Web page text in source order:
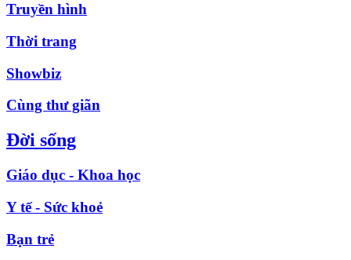
Truyền hình
Thời trang
Showbiz
Cùng thư giãn
Đời sống
Giáo dục - Khoa học
Y tế - Sức khoẻ
Bạn trẻ